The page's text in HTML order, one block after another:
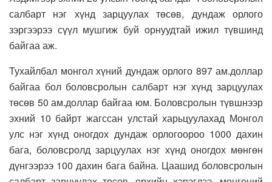
салбарт нэг хүнд зарцуулах төсөв, дундаж орлого
зэргээрээ сүүл мушгиж буй орнуудтай ижил түвшинд
байгаа аж.
Тухайлбал монгол хүний дундаж орлого 897 ам.доллар
байгаа бол боловсролын салбарт нэг хүнд зарцуулах
төсөв 50 ам.доллар байгаа юм. Боловсролын түвшнээр
эхний 10 байрт жагссан улстай харьцуулахад Монгол
улс нэг хүнд оногдох дундаж орлогоороо 1000 дахин
бага, боловсролд зарцуулах нэг хүнд оногдох мөнгөн
дүнгээрээ 100 дахин бага байна. Цаашид боловсролын